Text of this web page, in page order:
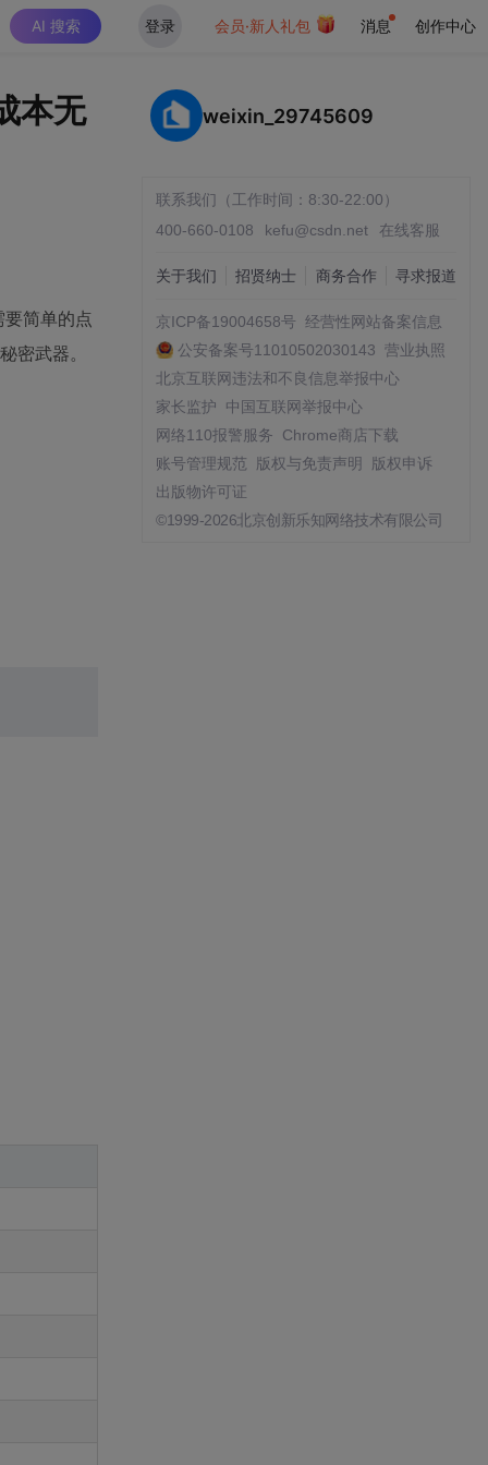
AI 搜索 登录 会员·新人礼包 消息 创作中心
本无
简单的点
密武器。
weixin_29745609
联系我们（工作时间：8:30-22:00）
400-660-0108
kefu@csdn.net 在线客服
关于我们 招贤纳士 商务合作 寻求报道
京ICP备19004658号 经营性网站备案信息
公安备案号11010502030143 营业执照
北京互联网违法和不良信息举报中心
家长监护
中国互联网举报中心
网络110报警服务
Chrome商店下载
账号管理规范
版权与免责声明
版权申诉
出版物许可证
©1999-2026北京创新乐知网络技术有限公司